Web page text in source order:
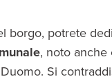
borgo, potrete
, noto anche
Si